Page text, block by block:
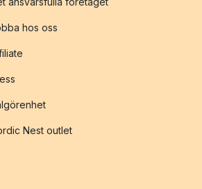
hos oss
Nest outlet